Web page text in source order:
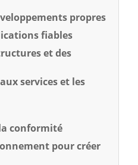
propres
fiables
et des
services et les
conformité
pour créer